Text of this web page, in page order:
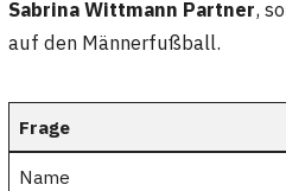
Sabrina Wittmann Partner,
auf den Männerfußball.
Frage
Name